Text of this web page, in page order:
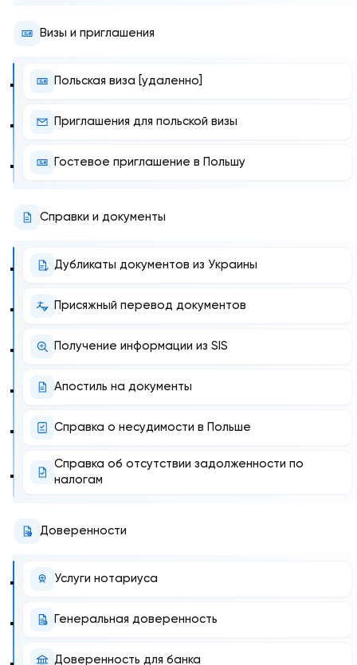
Визы и приглашения
Польская виза [удаленно]
Приглашения для польской визы
Гостевое приглашение в Польшу
Справки и документы
Дубликаты документов из Украины
Присяжный перевод документов
Получение информации из SIS
Апостиль на документы
Справка о несудимости в Польше
Справка об отсутствии задолженности по
налогам
Доверенности
Услуги нотариуса
Генеральная доверенность
Доверенность для банка